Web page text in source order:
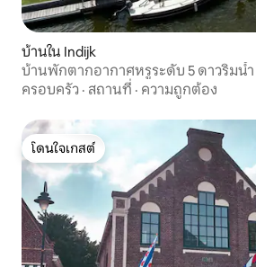
บ้านใน Indijk
ครอบครัว · สถานที่ · ความถูกต้อง
โดนใจเกสต์
โดนใจเกสต์